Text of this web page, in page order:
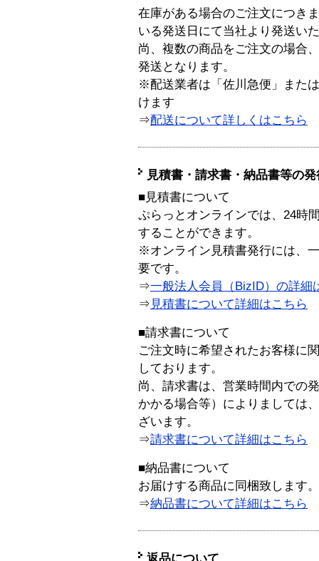
在庫がある場合のご注文につき
いる発送日にて当社より発送い
尚、複数の商品をご注文の場合
発送となります。
※配送業者は「佐川急便」また
けます
⇒配送について詳しくはこちら
見積書・請求書・納品書等の
■見積書について
ぷらっとオンラインでは、24時
することができます。
※オンライン見積書発行には、
要です。
⇒一般法人会員（BizID）の詳細
⇒ 見積書について詳細はこちら
■請求書について
ご注文時に希望されたお客様に
しております。
尚、請求書は、営業時間内での
かかる場合等）によりましては
ざいます。
⇒請求書について詳細はこちら
■納品書について
お届けする商品に同梱致します。
⇒納品書について詳細はこちら